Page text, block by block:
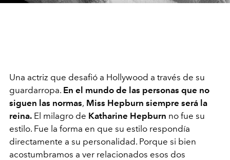
Una actriz que desafió a Hollywood a través de su
guardarropa. En el mundo de las personas que no
siguen las normas, Miss Hepburn siempre será la
reina. El milagro de Katharine Hepburn no fue su
estilo. Fue la forma en que su estilo respondía
directamente a su personalidad. Porque si bien
acostumbramos a ver relacionados esos dos